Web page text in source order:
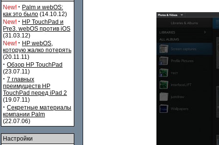
New! · Palm и webOS:
как это было (14.10.12)
New! · HP TouchPad и
Pre3. webOS против iOS
(31.03.12)
New! · HP webOS,
которую жалко потерять
(20.11.11)
· Обзор HP TouchPad
(23.07.11)
· 7 главных
преимуществ HP
TouchPad перед iPad 2
(19.07.11)
· Секретные материалы
компании Palm
(22.07.06)
Настройки